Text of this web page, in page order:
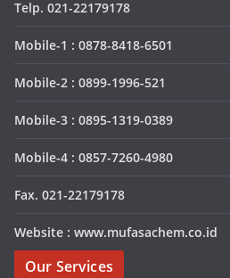
Telp. 021-22179178
Mobile-1 : 0878-8418-6501
Mobile-2 : 0899-1996-521
Mobile-3 : 0895-1319-0389
Mobile-4 : 0857-7260-4980
Fax. 021-22179178
Website : www.mufasachem.co.id
Our Services